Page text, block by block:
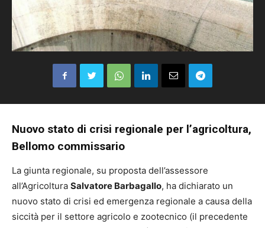
Nuovo stato di crisi regionale per l’agricoltura,
Bellomo commissario
La giunta regionale, su proposta dell’assessore
all’Agricoltura Salvatore Barbagallo, ha dichiarato un
nuovo stato di crisi ed emergenza regionale a causa della
siccità per il settore agricolo e zootecnico (il precedente